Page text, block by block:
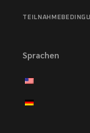
Sprachen